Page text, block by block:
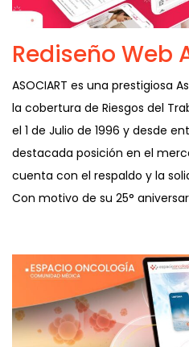
Rediseño Web
ASOCIART es una prestigiosa
la cobertura de Riesgos del
el 1 de Julio de 1996 y desde
destacada posición en el
cuenta con el respaldo y la
Con motivo de su 25°